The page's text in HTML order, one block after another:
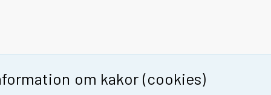
om kakor (cookies)